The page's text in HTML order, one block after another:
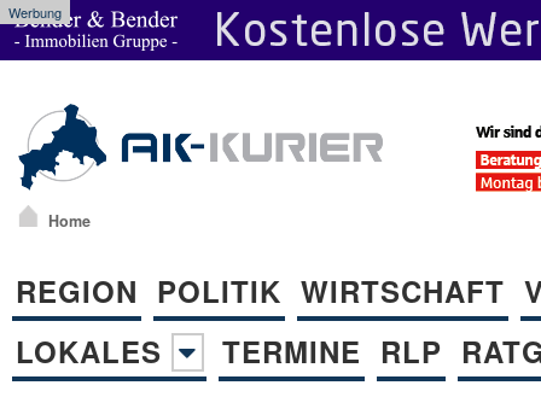
Werbung
Home
REGION POLITIK WIRTSCHAFT
LOKALES
TERMINE RLP